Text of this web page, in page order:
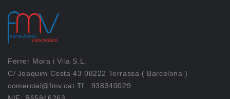
Ferrer Mora i Vila S.L.
C/ Joaquim Costa 43 08222 Terrassa ( Barcelona )
comercial@fmv.cat Tf.: 938340029